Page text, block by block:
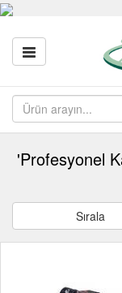
'Profesyonel
Sırala